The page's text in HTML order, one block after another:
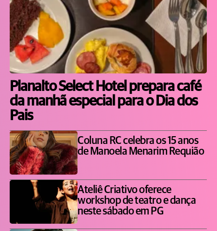
Planalto Select Hotel prepara café
da manhã especial para o Dia dos
Pais
Coluna RC celebra os 15 anos
de Manoela Menarim Requião
Ateliê Criativo oferece
workshop de teatro e dança
neste sábado em PG